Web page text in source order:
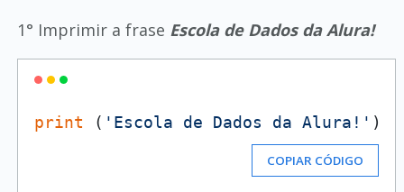
1° Imprimir a frase Escola de Dados da Alura!
print ( 'Escola de Dados da Alura!'
COPIAR CÓDIGO